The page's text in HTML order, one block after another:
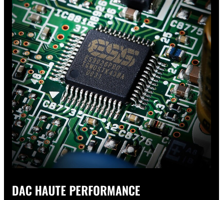
DAC HAUTE PERFORMANCE